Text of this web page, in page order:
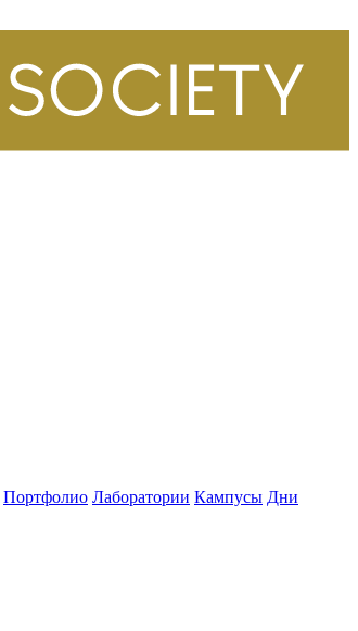
Портфолио Лаборатории Кампусы Дни